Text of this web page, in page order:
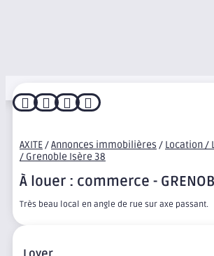
   
AXITE/Annonces immobilières / Location /
/ Grenoble Isère 38
À louer : commerce -
Très beau local en angle de rue sur axe passant.